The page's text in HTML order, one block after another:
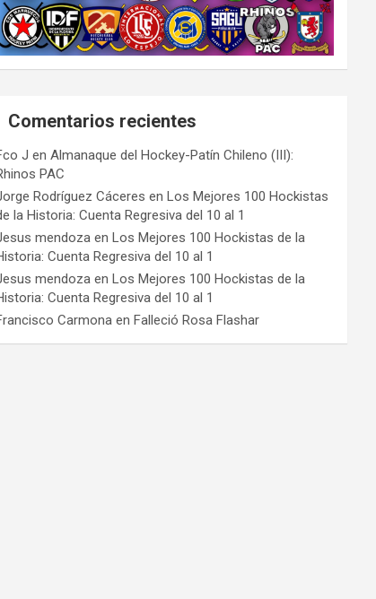
Comentarios recientes
J enAlmanaque del Hockey-Patín Chileno (III):
PAC
Rodríguez Cáceres enLos Mejores 100 Hockistas
la Historia: Cuenta Regresiva del 10 al 1
mendoza enLos Mejores 100 Hockistas de la
Cuenta Regresiva del 10 al 1
mendoza enLos Mejores 100 Hockistas de la
Cuenta Regresiva del 10 al 1
Carmona enFalleció Rosa Flashar